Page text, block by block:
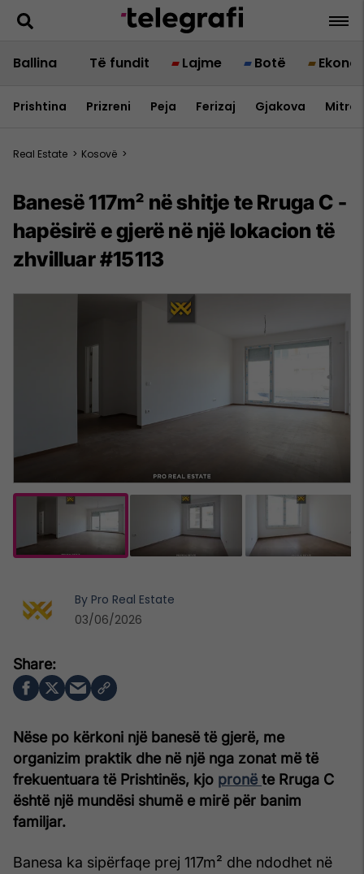
Ballina Të fundit Lajme Botë
Prishtina Prizreni Peja Ferizaj Gjakova
Real Estate > Kosovë >
Banesë 117m² në shitje te Rruga C -
hapësirë e gjerë në një lokacion të
zhvilluar #15113
Nëse po kërkoni një banesë të gjerë, me
organizim praktik dhe në një nga zonat më të
frekuentuara të Prishtinës, kjo pronë te Rruga C
është një mundësi shumë e mirë për banim
familjar.
Banesa ka sipërfaqe prej 117m² dhe ndodhet në
By Pro Real Estate
03/06/2026